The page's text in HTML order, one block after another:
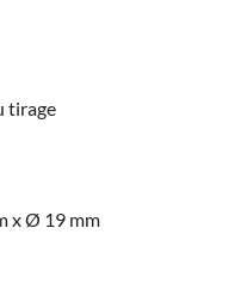
tirage
x Ø 19 mm